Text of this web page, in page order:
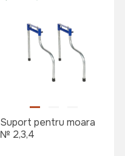
Suport pentru moara
№ 2,3,4